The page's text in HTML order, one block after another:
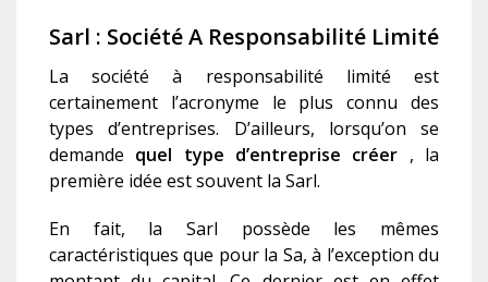
Sarl : Société A Responsabilité Limité
La société à responsabilité limité est
certainement l’acronyme le plus connu des
types d’entreprises. D’ailleurs, lorsqu’on se
demande quel type d’entreprise créer , la
première idée est souvent la Sarl.
En fait, la Sarl possède les mêmes
caractéristiques que pour la Sa, à l’exception du